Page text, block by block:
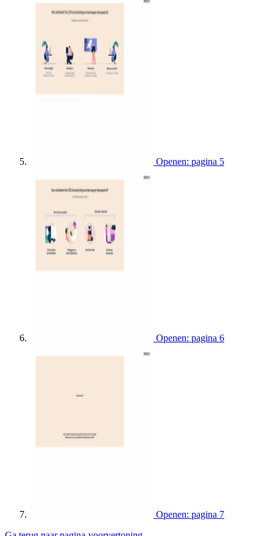
Openen: pagina 5
Openen: pagina 6
Openen: pagina 7